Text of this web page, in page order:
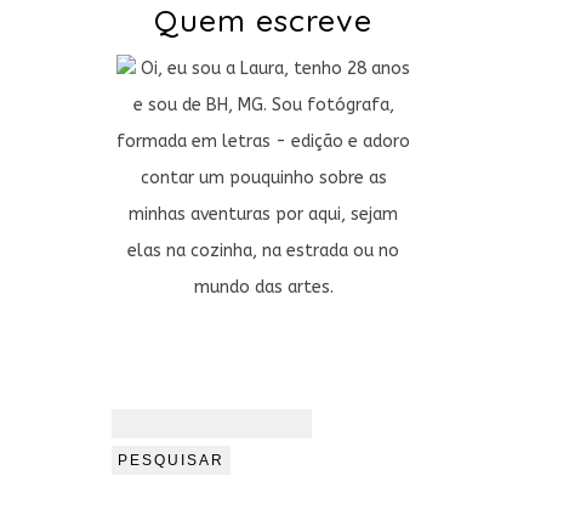
Quem escreve
Oi, eu sou a Laura, tenho 28 anos
e sou de BH, MG. Sou fotógrafa,
formada em letras - edição e adoro
contar um pouquinho sobre as
minhas aventuras por aqui, sejam
elas na cozinha, na estrada ou no
mundo das artes.
por: